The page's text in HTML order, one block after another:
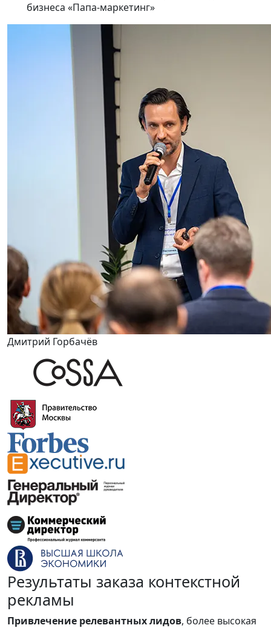
бизнеса «Папа-маркетинг»
Дмитрий Горбачёв
Результаты заказа контекстной
рекламы
Привлечение релевантных лидов, более высокая